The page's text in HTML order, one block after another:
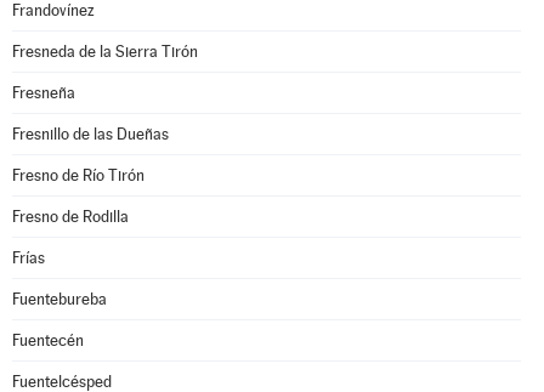
Frandovínez
Fresneda de la Sierra Tirón
Fresneña
Fresnillo de las Dueñas
Fresno de Río Tirón
Fresno de Rodilla
Frías
Fuentebureba
Fuentecén
Fuentelcésped